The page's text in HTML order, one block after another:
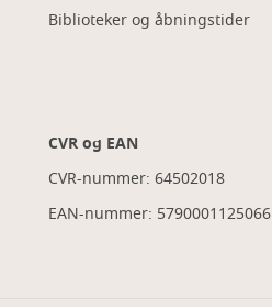
Biblioteker og åbningstider
CVR og EAN
CVR-nummer: 64502018
EAN-nummer: 5790001125066